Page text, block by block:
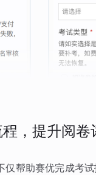
，提升阅卷
帮助赛优完成考